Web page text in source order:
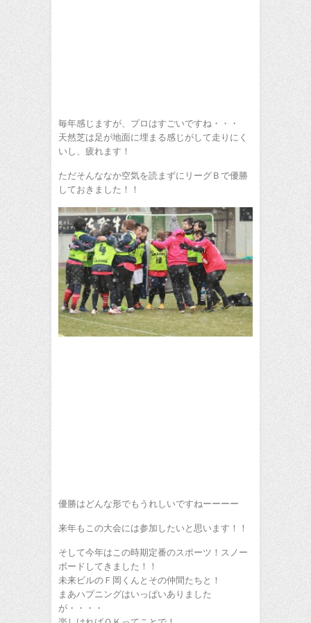
毎年感じますが、プロはすごいですね・・・
天然芝は足が地面に埋まる感じがして走りにく
いし、疲れます！
ただそんななか空気を読まずにリーグＢで優勝
しておきました！！
優勝はどんな形でもうれしいですねーーーー
来年もこの大会には参加したいと思います！！
そして今年はこの時期定番のスポーツ！スノー
ボードしてきました！！
未来ビルのＦ岡くんとその仲間たちと！
まあハプニングはいっぱいありました
が・・・・